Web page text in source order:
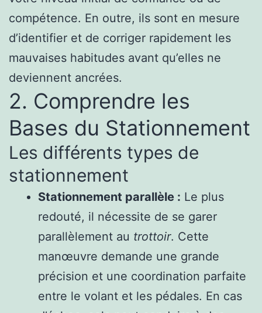
compétence. En outre, ils sont en mesure
d’identifier et de corriger rapidement les
mauvaises habitudes avant qu’elles ne
deviennent ancrées.
2. Comprendre les
Bases du Stationnement
Les différents types de
stationnement
Stationnement parallèle : Le plus
redouté, il nécessite de se garer
parallèlement au trottoir. Cette
manœuvre demande une grande
précision et une coordination parfaite
entre le volant et les pédales. En cas